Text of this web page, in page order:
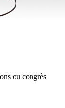
ou congrès